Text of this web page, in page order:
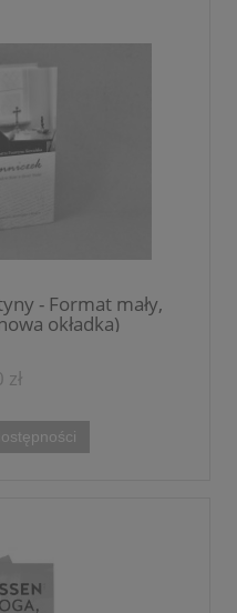
- Format mały,
okładka)